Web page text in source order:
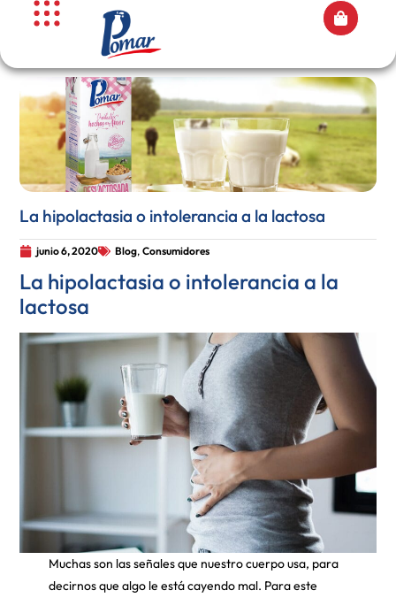
La hipolactasia o intolerancia a la lactosa
junio 6, 2020 Blog,Consumidores
La hipolactasia o intolerancia a la
lactosa
Muchas son las señales que nuestro cuerpo usa, para
decirnos que algo le está cayendo mal. Para este